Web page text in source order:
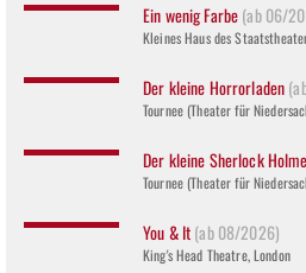
Ein wenig Farbe(ab 06/
Kleines Haus des
Der kleine Horrorladen
Tournee (Theater für
Der kleine Sherlock
Tournee (Theater für
You & It(ab 08/2026)
King's Head Theatre, London